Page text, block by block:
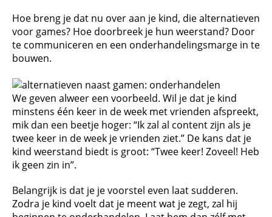
Hoe breng je dat nu over aan je kind, die alternatieven
voor games? Hoe doorbreek je hun weerstand? Door
te communiceren en een onderhandelingsmarge in te
bouwen.
We geven alweer een voorbeeld. Wil je dat je kind
minstens één keer in de week met vrienden afspreekt,
mik dan een beetje hoger: “Ik zal al content zijn als je
twee keer in de week je vrienden ziet.” De kans dat je
kind weerstand biedt is groot: “Twee keer! Zoveel! Heb
ik geen zin in”.
Belangrijk is dat je je voorstel even laat sudderen.
Zodra je kind voelt dat je meent wat je zegt, zal hij